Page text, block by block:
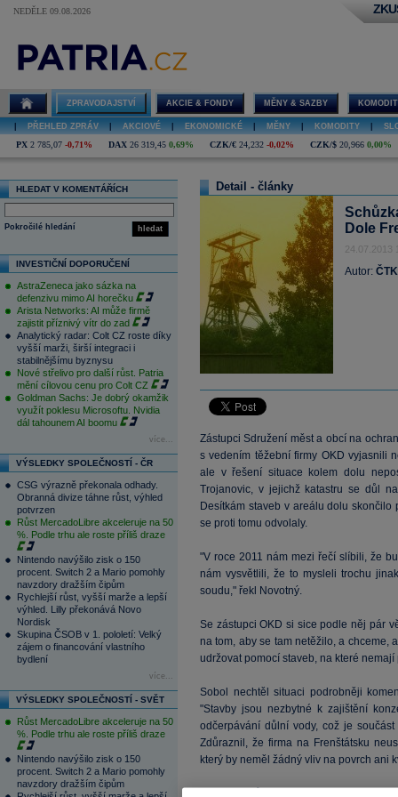
NEDĚLE 09.08.2026
ZPRAVODAJSTVÍ AKCIE & FONDY MĚNY & SAZBY
PŘEHLED ZPRÁV AKCIOVÉ EKONOMICKÉ MĚNY KOMODITY
PX 2 785,07 -0,71% DAX 26 319,45 0,69% CZK/€ 24,232 -0,02% CZK/$ 20,966 0,00%
HLEDAT V KOMENTÁŘÍCH
hledat
Pokročilé hledání
INVESTIČNÍ DOPORUČENÍ
AstraZeneca jako sázka na
defenzivu mimo AI horečku
Arista Networks: AI může firmě
zajistit příznivý vítr do zad
Analytický radar: Colt CZ roste díky
vyšší marži, širší integraci i
stabilnějšímu byznysu
Nové střelivo pro další růst. Patria
mění cílovou cenu pro Colt CZ
Goldman Sachs: Je dobrý okamžik
využít poklesu Microsoftu. Nvidia
dál tahounem AI boomu
více...
VÝSLEDKY SPOLEČNOSTÍ - ČR
CSG výrazně překonala odhady.
Obranná divize táhne růst, výhled
potvrzen
Růst MercadoLibre akceleruje na 50
%. Podle trhu ale roste příliš draze
Nintendo navýšilo zisk o 150
procent. Switch 2 a Mario pomohly
navzdory dražším čipům
Rychlejší růst, vyšší marže a lepší
výhled. Lilly překonává Novo
Nordisk
Skupina ČSOB v 1. pololetí: Velký
zájem o financování vlastního
bydlení
více...
VÝSLEDKY SPOLEČNOSTÍ - SVĚT
Růst MercadoLibre akceleruje na 50
%. Podle trhu ale roste příliš draze
Nintendo navýšilo zisk o 150
procent. Switch 2 a Mario pomohly
navzdory dražším čipům
Detail - články
Dole
24.07.2013
Autor: ČTK
Zástupci Sdružení měst a obcí na
s vedením těžební firmy OKD vyjasnili
ale v řešení situace kolem dolu
Trojanovic, v jejichž katastru se důl
Desítkám staveb v areálu dolu
se proti tomu odvolaly.
"V roce 2011 nám mezi řečí slíbili, že
nám vysvětlili, že to mysleli trochu
soudu," řekl Novotný.
Se zástupci OKD si sice podle něj pár
na tom, aby se tam netěžilo, a chceme,
udržovat pomocí staveb, na které
Sobol nechtěl situaci podrobněji
"Stavby jsou nezbytné k zajištění
odčerpávání důlní vody, což je
Zdůraznil, že firma na Frenštátsku
který by neměl žádný vliv na povrch ani